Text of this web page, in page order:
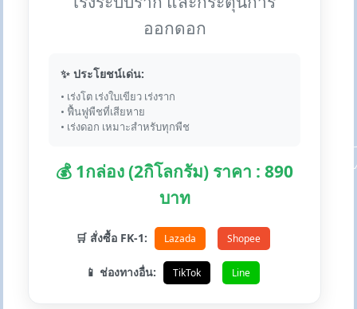
ออกดอก
✨ ประโยชน์เด่น:
• เร่งโต เร่งใบเขียว เร่งราก
• ฟื้นฟูพืชที่เสียหาย
• เร่งดอก เหมาะสำหรับทุกพืช
💰 1กล่อง (2กิโลกรัม) ราคา : 890
บาท
🛒 สั่งซื้อ FK-1: Lazada Shopee
📱 ช่องทางอื่น: TikTok Line